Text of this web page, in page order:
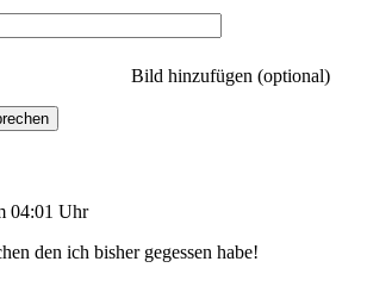
Bild hinzufügen (optional)
04:01 Uhr
den ich bisher gegessen habe!